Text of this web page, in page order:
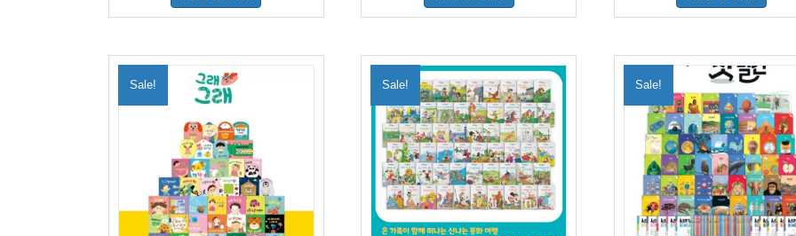
Sale! Sale! Sale!